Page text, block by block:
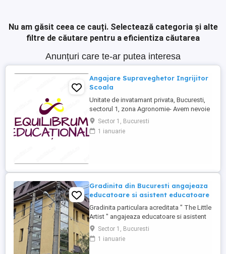
Nu am găsit ceea ce cauți. Selectează categoria și alte
filtre de căutare pentru a eficientiza căutarea
Anunțuri care te-ar putea interesa
Angajare Supraveghetor Ingrijitor
Scoala
Unitate de invatamant privata, Bucuresti,
sectorul 1, zona Agronomie- Avem nevoie
in echipa de un asistent medical, program
luni-vineri, 11-19, sarbatori legale libere,
vacante Paste, Craciun si 2 saptamani in
Sector 1, Bucuresti
1 ianuarie
Gradinita din Bucuresti angajeaza
educatoare si asistent educatoare
Gradinita particulara acreditata " The Little
Artist " angajeaza educatoare si asistent
educatoare, pogram 8 ore.
Sector 1, Bucuresti
1 ianuarie